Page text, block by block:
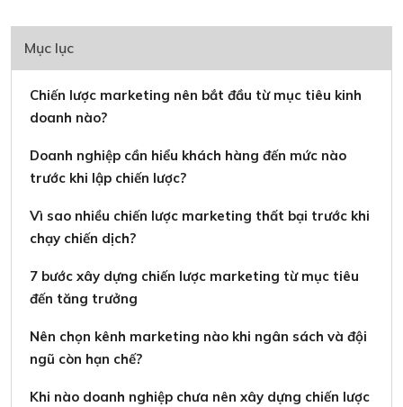
Mục lục
Chiến lược marketing nên bắt đầu từ mục tiêu kinh
doanh nào?
Doanh nghiệp cần hiểu khách hàng đến mức nào
trước khi lập chiến lược?
Vì sao nhiều chiến lược marketing thất bại trước khi
chạy chiến dịch?
7 bước xây dựng chiến lược marketing từ mục tiêu
đến tăng trưởng
Nên chọn kênh marketing nào khi ngân sách và đội
ngũ còn hạn chế?
Khi nào doanh nghiệp chưa nên xây dựng chiến lược